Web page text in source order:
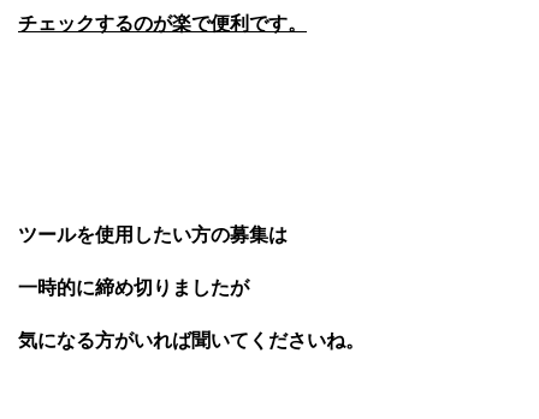
チェックするのが楽で便利です。
ツールを使用したい方の募集は
一時的に締め切りましたが
気になる方がいれば聞いてくださいね。